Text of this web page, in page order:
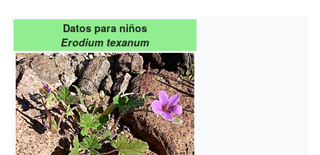
Datos para niños
Erodium texanum